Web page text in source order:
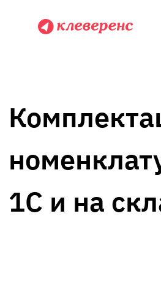
номенклатуры в
Содержание: